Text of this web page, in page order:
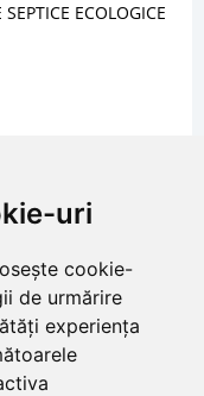
uri
cookie-
de urmărire
experiența
ECOLOGICE